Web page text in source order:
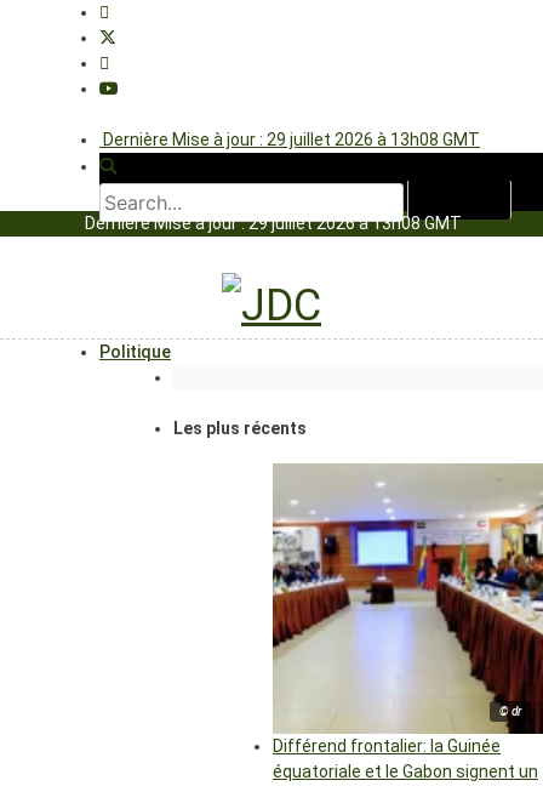
Dernière Mise à jour : 29 juillet 2026 à 13h08 GMT
Dernière Mise à jour : 29 juillet 2026 à 13h08 GMT
Politique
Les plus récents
© dr
Différend frontalier: la Guinée
équatoriale et le Gabon signent un